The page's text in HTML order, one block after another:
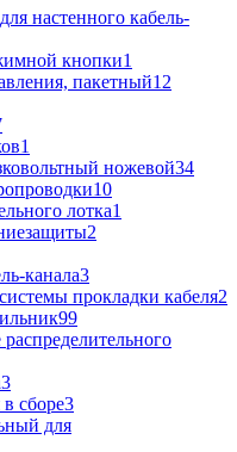
настенного кабель-
кнопки1
пакетный12
1
ножевой34
10
лотка1
2
канала3
прокладки кабеля2
99
3
сборе3
для